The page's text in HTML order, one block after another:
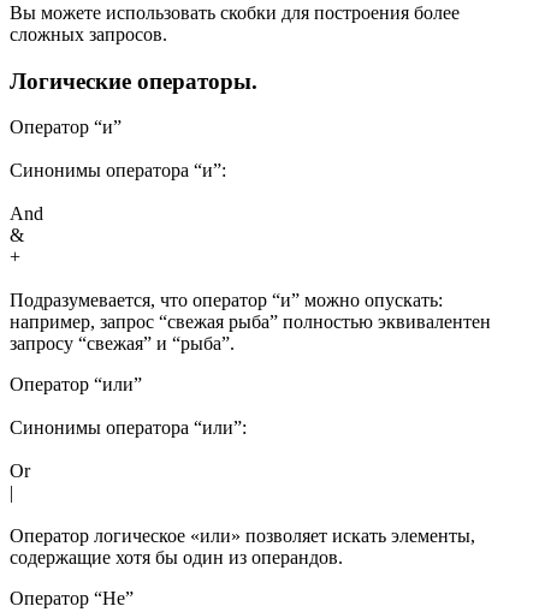
Вы можете использовать скобки для построения более
сложных запросов.
Логические операторы.
Оператор “и”
Синонимы оператора “и”:
And
&
+
Подразумевается, что оператор “и” можно опускать:
например, запрос “свежая рыба” полностью эквивалентен
запросу “свежая” и “рыба”.
Оператор “или”
Синонимы оператора “или”:
Or
|
Оператор логическое «или» позволяет искать элементы,
содержащие хотя бы один из операндов.
Оператор “Не”